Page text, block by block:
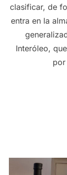
clasificar, de
entra en la
Interóleo,